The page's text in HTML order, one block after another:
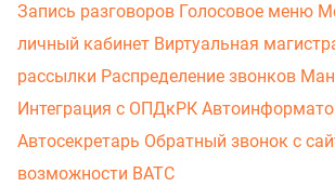
Запись разговоров Голосовое меню
личный кабинет Виртуальная
рассылки Распределение звонков
Интеграция с ОПДкРК
Автосекретарь Обратный звонок с
возможности ВАТС